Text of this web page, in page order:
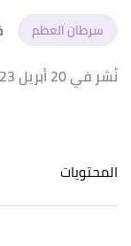
سرطان العظم
نُشر في 20 أبريل 2023
المحتويات